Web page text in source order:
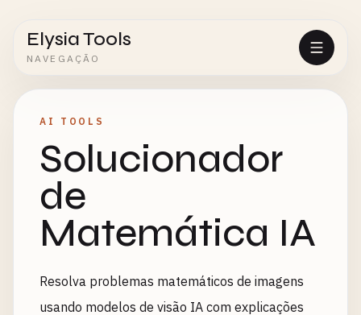
Elysia Tools
NAVEGAÇÃO
AI TOOLS
Solucionador
de
Matemática IA
Resolva problemas matemáticos de imagens
usando modelos de visão IA com explicações